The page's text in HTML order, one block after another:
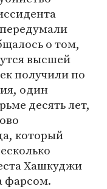
о том,
высшей
получили по
один
десять лет,
который
Хашкуджи
фарсом.